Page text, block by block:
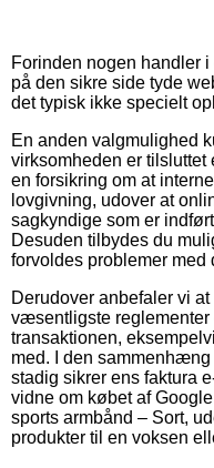
Forinden nogen handler
på den sikre side tyde
det typisk ikke specielt
En anden valgmulighed
virksomheden er
en forsikring om at
lovgivning, udover at
sagkyndige som er
Desuden tilbydes du
forvoldes problemer med
Derudover anbefaler vi
væsentligste reglementer
transaktionen,
med. I den
stadig sikrer ens faktura
vidne om købet af
sports armbånd – Sort,
produkter til en voksen